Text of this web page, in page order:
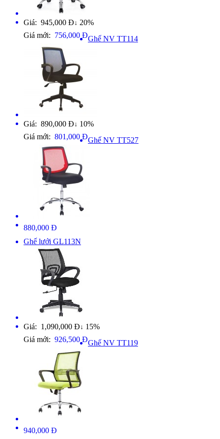
Giá: 945,000 Đ ↓ 20%
Giá mới: 756,000 ĐGhế NV TT114
Giá: 890,000 Đ ↓ 10%
Giá mới: 801,000 ĐGhế NV TT527
880,000 Đ
Ghế lưới GL113N
Giá: 1,090,000 Đ ↓ 15%
Giá mới: 926,500 ĐGhế NV TT119
940,000 Đ